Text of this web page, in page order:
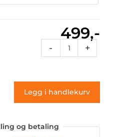
499,-
-
161
antall
+
Legg i handlekurv
og betaling